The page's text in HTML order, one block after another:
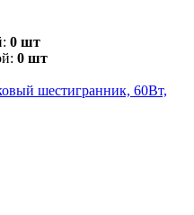
0 шт
0 шт
шестигранник, 60Вт,